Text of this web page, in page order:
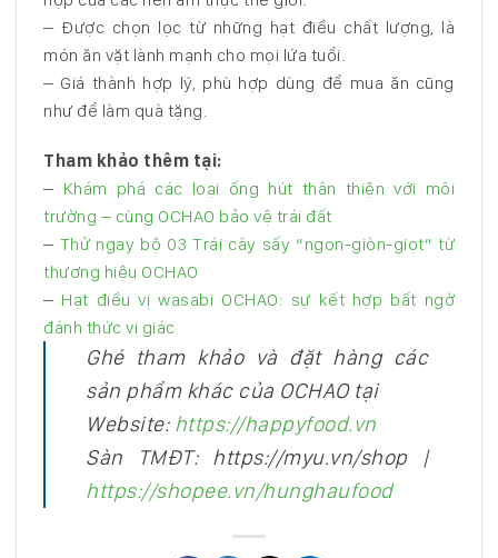
– Được chọn lọc từ những hạt điều chất lượng, là
món ăn vặt lành mạnh cho mọi lứa tuổi.
– Giá thành hợp lý, phù hợp dùng để mua ăn cũng
như để làm quà tặng.
Tham khảo thêm tại:
– Khám phá các loại ống hút thân thiện với môi
trường – cùng OCHAO bảo vệ trái đất
– Thử ngay bộ 03 Trái cây sấy “ngon-giòn-giọt” từ
thương hiệu OCHAO
– Hạt điều vị wasabi OCHAO: sự kết hợp bất ngờ
đánh thức vị giác
Ghé tham khảo và đặt hàng các
sản phẩm khác của OCHAO tại
Website: https://happyfood.vn
Sàn TMĐT: https://myu.vn/shop |
https://shopee.vn/hunghaufood